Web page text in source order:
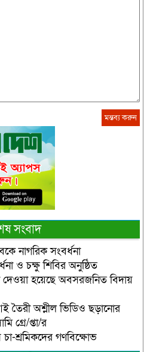
সংবাদ
নাগরিক সংবর্ধনা
ও চক্ষু শিবির অনুষ্ঠিত
দেওয়া হয়েছে অবসরজনিত বিদায়
তৈরী অশ্লীল ভিডিও ছড়ানোর
গ্রে/প্তা/র
চা-শ্রমিকদের গণবিক্ষোভ